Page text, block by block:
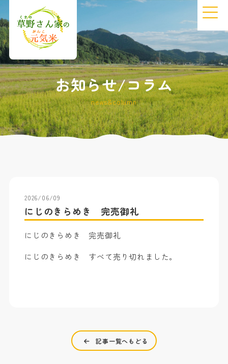
お知らせ/コラム
news&column
2026/06/09
にじのきらめき 完売御礼
にじのきらめき 完売御礼
にじのきらめき すべて売り切れました。
記事一覧へもどる